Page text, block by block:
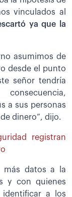
vinculados al
ya que la
asumimos de
desde el punto
señor tendría
a sus personas
dinero”, dijo.
registran
más datos a la
y con quienes
identificar a los